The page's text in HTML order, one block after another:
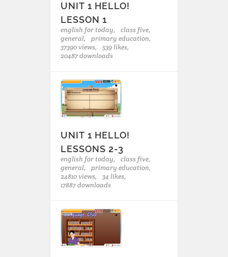
UNIT 1 HELLO!
LESSON 1
english for today,
class five,
general,
primary education,
37390 views,
539 likes,
20487 downloads
UNIT 1 HELLO!
LESSONS 2-3
english for today,
class five,
general,
primary education,
24810 views,
34 likes,
17887 downloads